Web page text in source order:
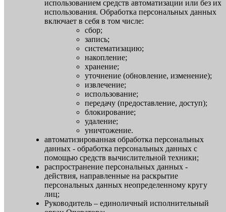
использованием средств автоматизации или без их
использования. Обработка персональных данных
включает в себя в том числе:
сбор;
запись;
систематизацию;
накопление;
хранение;
уточнение (обновление, изменение);
извлечение;
использование;
передачу (предоставление, доступ);
блокирование;
удаление;
уничтожение.
автоматизированная обработка персональных
данных - обработка персональных данных с
помощью средств вычислительной техники;
распространение персональных данных -
действия, направленные на раскрытие
персональных данных неопределенному кругу
лиц;
Руководитель – единоличный исполнительный